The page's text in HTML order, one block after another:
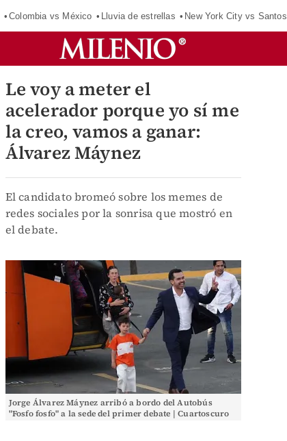
Colombia vs México Lluvia de estrellas New York City vs Santos
Le voy a meter el
acelerador porque yo sí me
la creo, vamos a ganar:
Álvarez Máynez
El candidato bromeó sobre los memes de
redes sociales por la sonrisa que mostró en
el debate.
Jorge Álvarez Máynez arribó a bordo del Autobús
"Fosfo fosfo" a la sede del primer debate | Cuartoscuro